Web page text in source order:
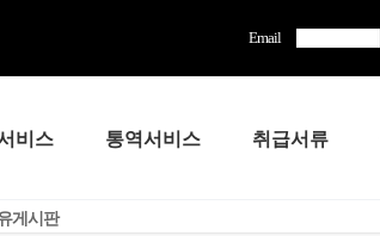
Email
비스 통역서비스 취급서류
게시판